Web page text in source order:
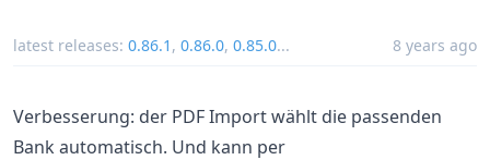
latest releases: 0.86.1 , 0.86.0, 0.85.0... 8 years ago
Verbesserung: der PDF Import wählt die passenden
Bank automatisch. Und kann per